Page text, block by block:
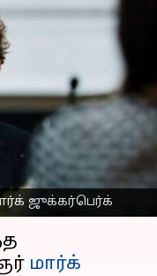
ஜுக்கர்பெர்க்
vs
12:43 pm
மார்க்